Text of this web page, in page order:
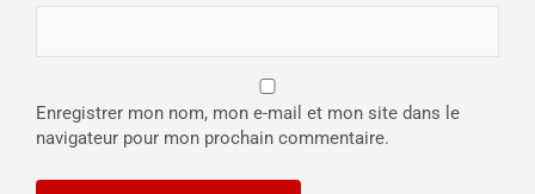
Enregistrer mon nom, mon e-mail et mon site dans le
navigateur pour mon prochain commentaire.